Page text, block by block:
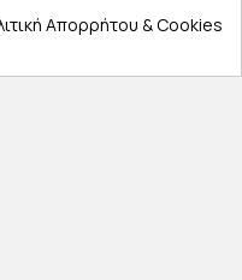
Απορρήτου & Cookies